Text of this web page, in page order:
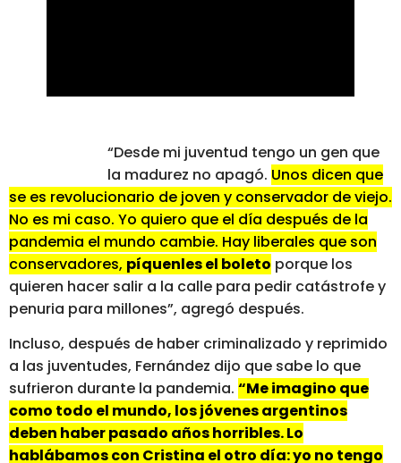
“Desde mi juventud tengo un gen que
la madurez no apagó. Unos dicen que
se es revolucionario de joven y conservador de viejo.
No es mi caso. Yo quiero que el día después de la
pandemia el mundo cambie. Hay liberales que son
conservadores, píquenles el boleto porque los
quieren hacer salir a la calle para pedir catástrofe y
penuria para millones”, agregó después.
Incluso, después de haber criminalizado y reprimido
a las juventudes, Fernández dijo que sabe lo que
sufrieron durante la pandemia. “Me imagino que
como todo el mundo, los jóvenes argentinos
deben haber pasado años horribles. Lo
hablábamos con Cristina el otro día: yo no tengo